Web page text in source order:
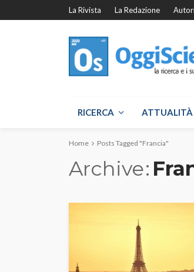
La Rivista La Redazione
RICERCA ATTUALITÀ
Home Posts Tagged "Francia"
Archive